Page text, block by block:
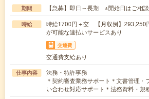
期間 【急募】即日～長期 ※開始日はご相談
時給
時給1700円＋交 【月収例】
が可能な速払いサービスあり
交通費
交通費支給あり
仕事内容
法務・特許事務
＊契約審査業務サポート＊文書管理・
い合わせ対応サポート＊法務資料・